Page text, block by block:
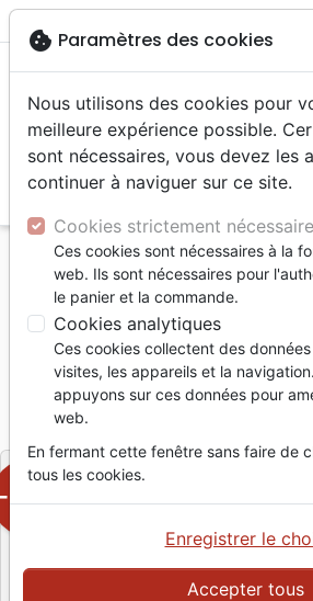
menu
Accueil Livres Etude de la
LIVRE DU PROPHETE SOPHONIE
LIVRE DU PROPHETE
Jacques Gloaguen
RéférenceFV2518 EAN
Editeur Foi et Victoire
50%
cookie Paramètres des cookies
Nous utilisons des cookies pour
meilleure expérience possible.
sont nécessaires, vous devez les
continuer à naviguer sur ce site.
Cookies strictement
Ces cookies sont nécessaires à la
web. Ils sont nécessaires pour
le panier et la commande.
Cookies analytiques
Ces cookies collectent des
visites, les appareils et la
appuyons sur ces données pour
web.
En fermant cette fenêtre sans faire de
tous les cookies.
Accepter tous
Enregistrer le